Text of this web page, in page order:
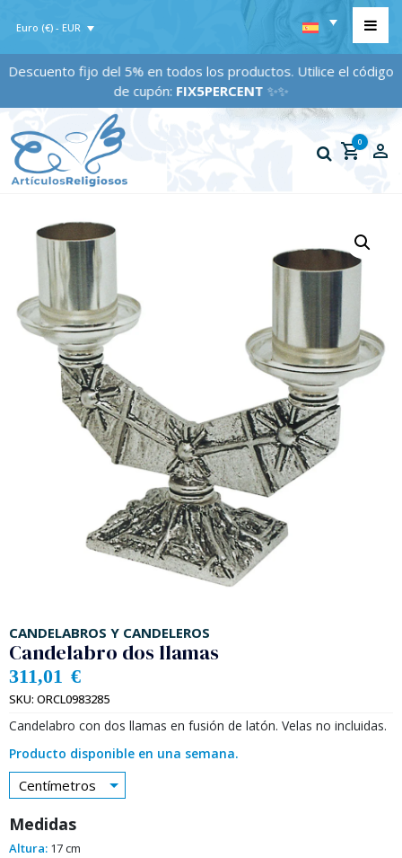
Euro (€) - EUR
Descuento fijo del 5% en todos los productos. Utilice el código
de cupón: FIX5PERCENT ✨✨
0
CANDELABROS Y CANDELEROS
Candelabro dos llamas
311,01 €
SKU: ORCL0983285
Candelabro con dos llamas en fusión de latón. Velas no incluidas.
Producto disponible en una semana.
Centímetros
Medidas
Altura: 17 cm